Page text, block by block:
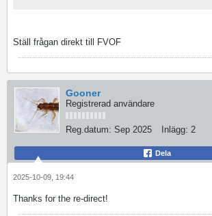
Ställ frågan direkt till FVOF
Gooner
Registrerad användare
Reg.datum: Sep 2025 Inlägg: 2
Dela
2025-10-09, 19:44
Thanks for the re-direct!